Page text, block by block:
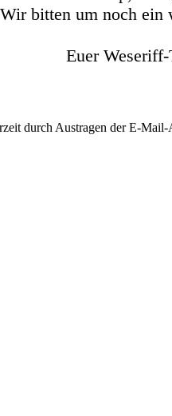
Wir bitten um noch ein
Euer Weseriff-
durch Austragen der E-Mail-